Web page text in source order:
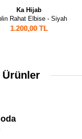
Ka Hijab
Rahat Elbise - Siyah
1.200,00 TL
Ürünler